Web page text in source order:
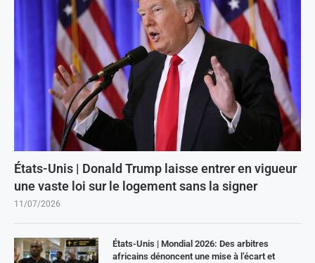
États-Unis | Donald Trump laisse entrer en vigueur
une vaste loi sur le logement sans la signer
11/07/2026
États-Unis | Mondial 2026: Des arbitres
africains dénoncent une mise à l’écart et